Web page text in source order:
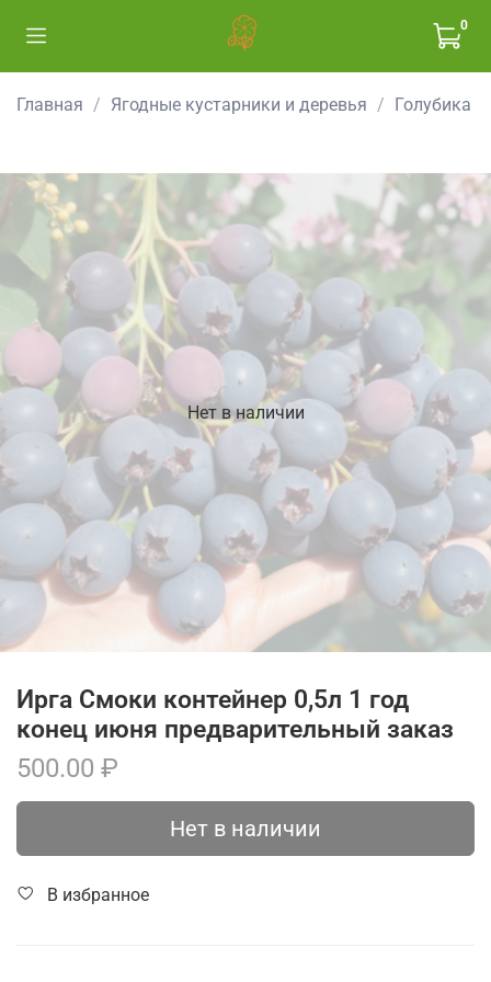
0
Главная Ягодные кустарники и деревья Голубика
Нет в наличии
Ирга Смоки контейнер 0,5л 1 год
конец июня предварительный заказ
500.00 ₽
Нет в наличии
В избранное